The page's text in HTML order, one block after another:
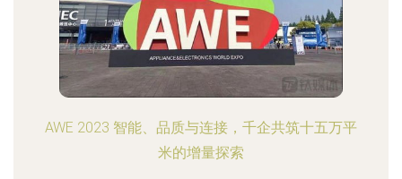
AWE 2023 智能、品质与连接，千企共筑十五万平
米的增量探索